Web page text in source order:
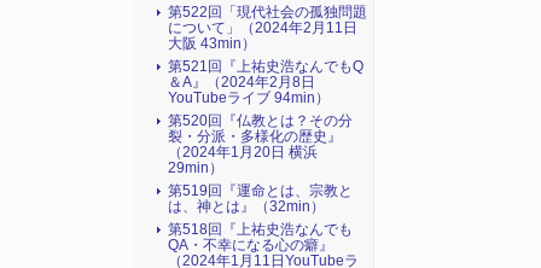
第522回「現代社会の孤独問題
について」（2024年2月11日
大阪 43min）
第521回『上祐史浩なんでもQ
＆A』（2024年2月8日
YouTubeライブ 94min）
第520回『仏教とは？その分
裂・分派・多様化の歴史』
（2024年1月20日 横浜
29min）
第519回『運命とは、宗教と
は、神とは』（32min）
第518回『上祐史浩なんでも
QA・不幸になる心の癖』
（2024年1月11日YouTubeラ